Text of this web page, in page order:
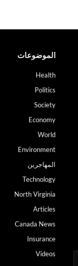
الموضوعات
Health
Politics
Society
Economy
World
Environment
المهاجرين
Technology
North Virginia
Articles
Canada News
Insurance
Videos